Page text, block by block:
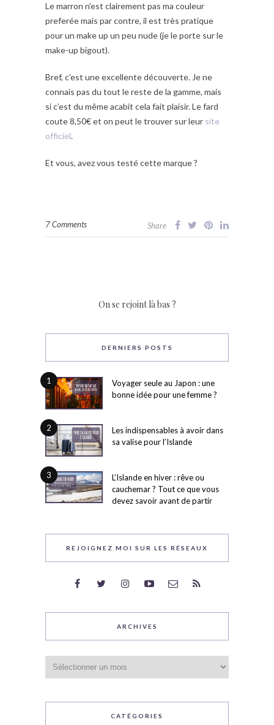
Le marron n’est clairement pas ma couleur
preferée mais par contre, il est très pratique
pour un make up un peu nude (je le porte sur le
make-up bigout).
Bref, c’est une excellente découverte. Je ne
connais pas du tout le reste de la gamme, mais
si c’est du même acabit cela fait plaisir. Le fard
coute 8,50€ et on peut le trouver sur leur site
officiel.
Et vous, avez vous testé cette marque ?
7 Comments Share
On se rejoint là bas ?
DERNIERS POSTS
1
Voyager seule au Japon : une
bonne idée pour une femme ?
2
Les indispensables à avoir dans
sa valise pour l’Islande
3
L’Islande en hiver : rêve ou
cauchemar ? Tout ce que vous
devez savoir avant de partir
REJOIGNEZ MOI SUR LES RÉSEAUX
ARCHIVES
CATÉGORIES